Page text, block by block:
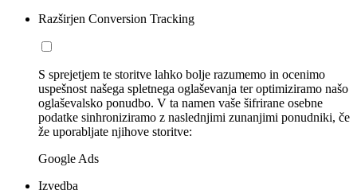
Razširjen Conversion Tracking
S sprejetjem te storitve lahko bolje razumemo in ocenimo
uspešnost našega spletnega oglaševanja ter optimiziramo našo
oglaševalsko ponudbo. V ta namen vaše šifrirane osebne
podatke sinhroniziramo z naslednjimi zunanjimi ponudniki, če
že uporabljate njihove storitve:
Google Ads
Izvedba